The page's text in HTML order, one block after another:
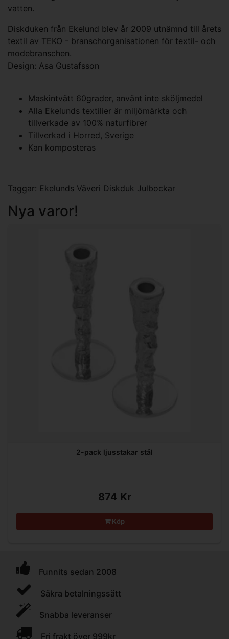
vatten.
Diskduken från Ekelund blev år 2009 utnämnd till årets
textil av TEKO - branschorganisationen för textil- och
modebranschen.
Design: Asa Gustafsson
Maskintvätt 60grader, använt inte sköljmedel
Alla Ekelunds textilier är miljömärkta och
tillverkade av 100% naturfibrer
Tillverkad i Horred, Sverige
Kan komposteras
Taggar: Ekelunds Väveri Diskduk Julbockar
Nya varor!
2-pack ljusstakar stål
874 Kr
Köp
Funnits sedan 2008
Säkra betalningssätt
Snabba leveranser
Fri frakt över 999kr